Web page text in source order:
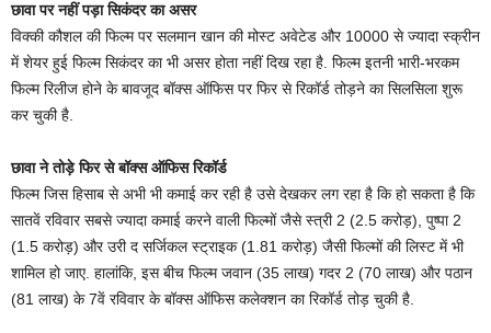
छावा पर नहीं पड़ा सिकंदर का असर
विक्की कौशल की फिल्म पर सलमान खान की मोस्ट अवेटेड और 10000 से ज्यादा स्क्रीन
में शेयर हुई फिल्म सिकंदर का भी असर होता नहीं दिख रहा है. फिल्म इतनी भारी-भरकम
फिल्म रिलीज होने के बावजूद बॉक्स ऑफिस पर फिर से रिकॉर्ड तोड़ने का सिलसिला शुरू
कर चुकी है.
छावा ने तोड़े फिर से बॉक्स ऑफिस रिकॉर्ड
फिल्म जिस हिसाब से अभी भी कमाई कर रही है उसे देखकर लग रहा है कि हो सकता है कि
सातवें रविवार सबसे ज्यादा कमाई करने वाली फिल्मों जैसे स्त्री 2 (2.5 करोड़), पुष्पा 2
(1.5 करोड़) और उरी द सर्जिकल स्ट्राइक (1.81 करोड़) जैसी फिल्मों की लिस्ट में भी
शामिल हो जाए. हालांकि, इस बीच फिल्म जवान (35 लाख) गदर 2 (70 लाख) और पठान
(81 लाख) के 7वें रविवार के बॉक्स ऑफिस कलेक्शन का रिकॉर्ड तोड़ चुकी है.